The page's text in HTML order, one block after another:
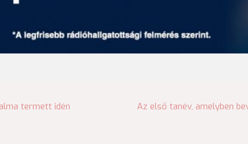
termett idén
Az első tanév, amelyben